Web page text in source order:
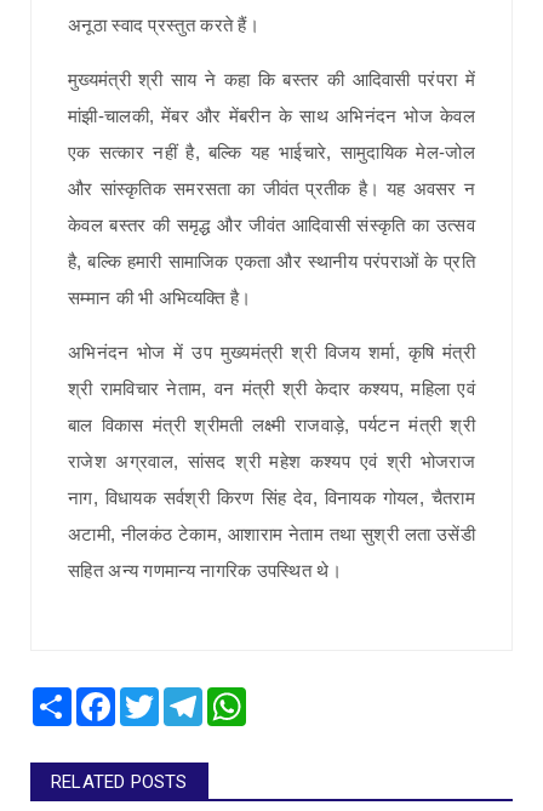
अनूठा स्वाद प्रस्तुत करते हैं।
मुख्यमंत्री श्री साय ने कहा कि बस्तर की आदिवासी परंपरा में
मांझी-चालकी, मेंबर और मेंबरीन के साथ अभिनंदन भोज केवल
एक सत्कार नहीं है, बल्कि यह भाईचारे, सामुदायिक मेल-जोल
और सांस्कृतिक समरसता का जीवंत प्रतीक है। यह अवसर न
केवल बस्तर की समृद्ध और जीवंत आदिवासी संस्कृति का उत्सव
है, बल्कि हमारी सामाजिक एकता और स्थानीय परंपराओं के प्रति
सम्मान की भी अभिव्यक्ति है।
अभिनंदन भोज में उप मुख्यमंत्री श्री विजय शर्मा, कृषि मंत्री
श्री रामविचार नेताम, वन मंत्री श्री केदार कश्यप, महिला एवं
बाल विकास मंत्री श्रीमती लक्ष्मी राजवाड़े, पर्यटन मंत्री श्री
राजेश अग्रवाल, सांसद श्री महेश कश्यप एवं श्री भोजराज
नाग, विधायक सर्वश्री किरण सिंह देव, विनायक गोयल, चैतराम
अटामी, नीलकंठ टेकाम, आशाराम नेताम तथा सुश्री लता उसेंडी
सहित अन्य गणमान्य नागरिक उपस्थित थे।
Share Facebook
TwitterTelegram
RELATED POSTS